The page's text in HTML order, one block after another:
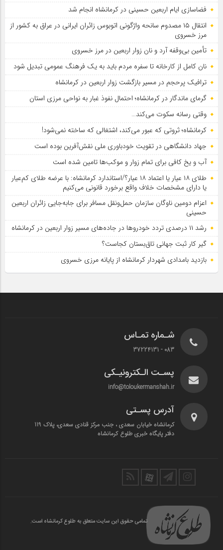
فضاسازی ایام اربعین حسینی در کرمانشاه انجام شد
انتقال ۱۵ مصدوم سانحه واژگونی اتوبوس زائران ایرانی در عراق به کشور از
مرز خسروی
تأمین بی‌وقفه آرد و نان زوار اربعین در مرز خسروی
نان کامل از کارخانه تا سفره مردم باید به یک فرهنگ عمومی تبدیل شود
ترافیک پرحجم در مسیر بازگشت زوار اربعین در کرمانشاه
گرمای ماندگار در کرمانشاه؛ احتمال نفوذ غبار به نواحی مرزی استان
وقتی رسانه سکوت می‌کند…
کرمانشاه؛ ثروتی که عبور می‌کند، اشتغالی که ساخته نمی‌شود!
جهاد دانشگاهی در تقویت خودباوری ملی نقش‌آفرین بوده است
آب و یخ کافی برای تمام زوار و موکب‌ها تامین شده است
طلای ۱۸ عیار یا اعتماد ۱۸ عیار؟/استاندارد کرمانشاه: با عرضه طلای کم‌عیار
یا دارای مشخصات خلاف واقع برخورد قانونی می‌کنیم
اعزام دومین ناوگان سازمان حمل‌ونقل مسافر برای جابه‌جایی زائران اربعین
حسینی
رشد ۱۱ درصدی تردد خودروها در جاده‌های مسیر زوار اربعین در کرمانشاه
گیر کار ثبت جهانی تاق‌بستان کجاست؟
بازدید بامدادی شهردار کرمانشاه از پایانه مرزی خسروی
شـماره تمـاس
083 - 37224131
پسـت الـکترونیـکی
info@toloukermanshah.ir
آدرس پسـتی
کرمانشاه خیابان سعدی ، جنب مرکز قنادی سعدی، پلاک 119
دفتر پایگاه خبری طلوع کرمانشاه
تمامی حقوق این سایت متعلق به طلوع کرمانشاه است.